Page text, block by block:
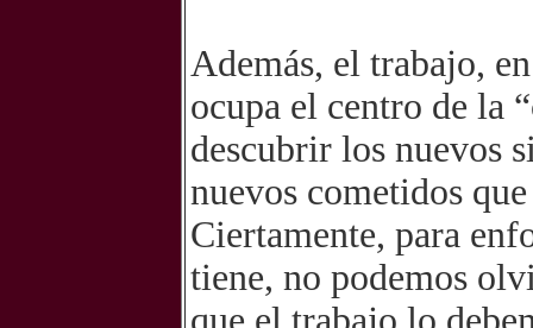
Además, el trabajo,
ocupa el centro de la
descubrir los nuevos
nuevos cometidos
Ciertamente, para
tiene, no podemos